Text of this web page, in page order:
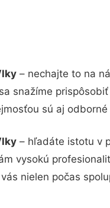
– nechajte to na
snažíme
sú aj
– hľadáte istotu v
vysokú
nielen počas